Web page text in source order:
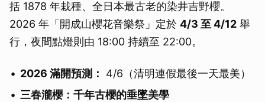
括 1878 年栽種、全日本最古老的染井吉野櫻。
2026 年「開成山櫻花音樂祭」定於 4/3 至 4/12 舉
行，夜間點燈則由 18:00 持續至 22:00。
2026 滿開預測：
4/6（清明連假最後一天最美）
三春瀧櫻：千年古櫻的垂墜美學